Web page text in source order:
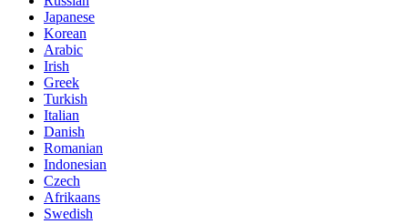
Japanese
Korean
Arabic
Irish
Greek
Turkish
Italian
Danish
Romanian
Indonesian
Czech
Afrikaans
Swedish